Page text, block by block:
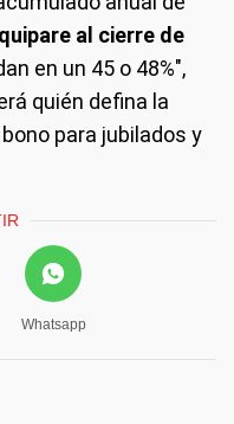
al cierre de
en un 45 o 48%",
quién defina la
para jubilados y
Whatsapp